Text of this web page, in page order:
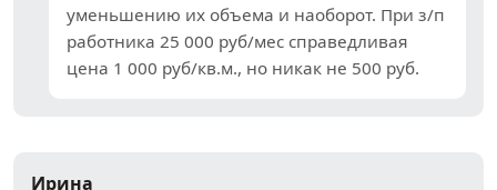
уменьшению их объема и наоборот. При з/п
работника 25 000 руб/мес справедливая
цена 1 000 руб/кв.м., но никак не 500 руб.
Ирина